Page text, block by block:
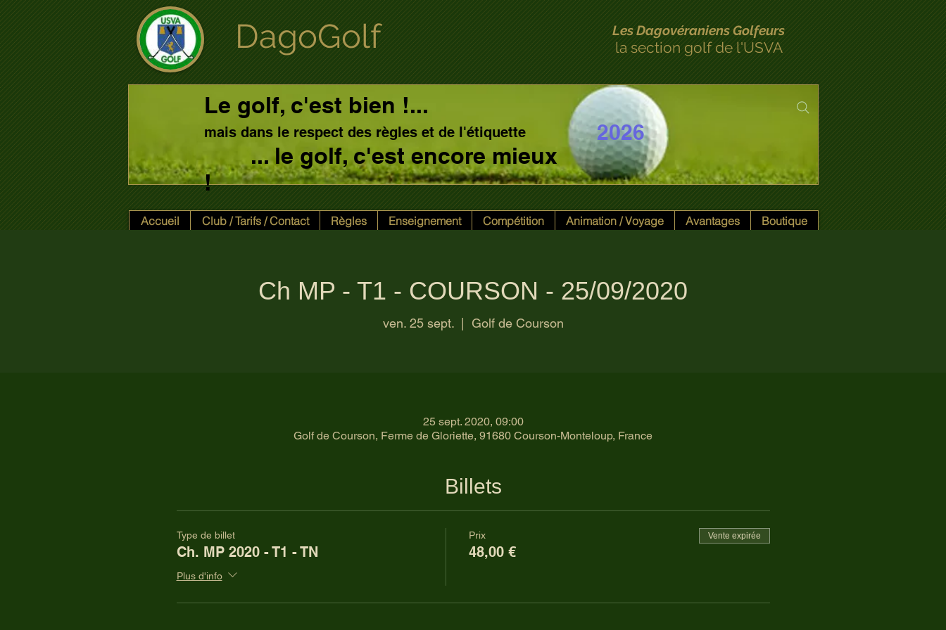
DagoGolf Les Dagovéraniens Golfeurs
la section golf de l'USVA
Le golf, c'est bien !...
mais dans le respect des règles et de l'étiquette
... le golf, c'est encore mieux
!
2026
Accueil Club / Tarifs / Contact Règles Enseignement Compétition Animation / Voyage Avantages Boutique
Ch MP - T1 - COURSON - 25/09/2020
ven. 25 sept.
  |
Golf de Courson
25 sept. 2020, 09:00
Golf de Courson, Ferme de Gloriette, 91680 Courson-Monteloup, France
Billets
Type de billet
Ch. MP 2020 - T1 - TN
Plus d'info
Prix
48,00 €
Vente expirée